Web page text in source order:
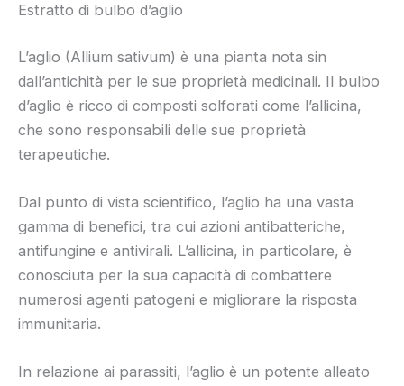
Estratto di bulbo d’aglio
L’aglio (Allium sativum) è una pianta nota sin
dall’antichità per le sue proprietà medicinali. Il bulbo
d’aglio è ricco di composti solforati come l’allicina,
che sono responsabili delle sue proprietà
terapeutiche.
Dal punto di vista scientifico, l’aglio ha una vasta
gamma di benefici, tra cui azioni antibatteriche,
antifungine e antivirali. L’allicina, in particolare, è
conosciuta per la sua capacità di combattere
numerosi agenti patogeni e migliorare la risposta
immunitaria.
In relazione ai parassiti, l’aglio è un potente alleato